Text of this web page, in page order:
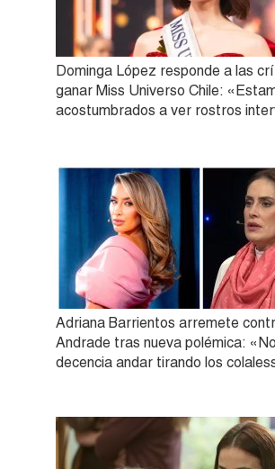
Dominga López responde a las
ganar Miss Universo Chile:
acostumbrados a ver rostros
Adriana Barrientos arremete
Andrade tras nueva polémica:
decencia andar tirando los